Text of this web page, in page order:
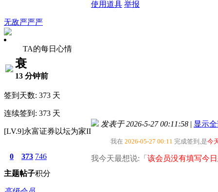
使用道具 举报
无敌严严严
TA的每日心情
衰
13 分钟前
签到天数: 373 天
连续签到: 373 天
[LV.9]永富证券以坛为家II
0
主题
373
帖子
746
积分
发表于 2026-5-27 00:11:58 | 显示
我在 2026-05-27 00:11 完成签到,是今
我今天最想说:「 该会员没有填写今